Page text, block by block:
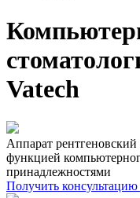
Vatech
Аппарат
функцией
принадлежностями
Получить